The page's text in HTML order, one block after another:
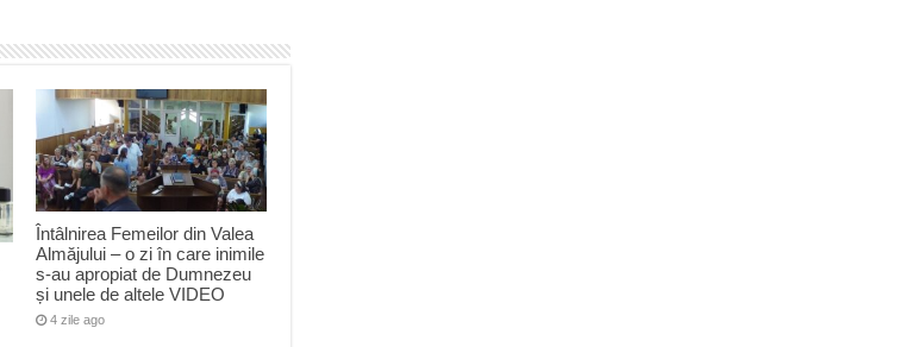
Întâlnirea Femeilor din Valea
Almăjului – o zi în care inimile
s-au apropiat de Dumnezeu
și unele de altele VIDEO
4 zile ago